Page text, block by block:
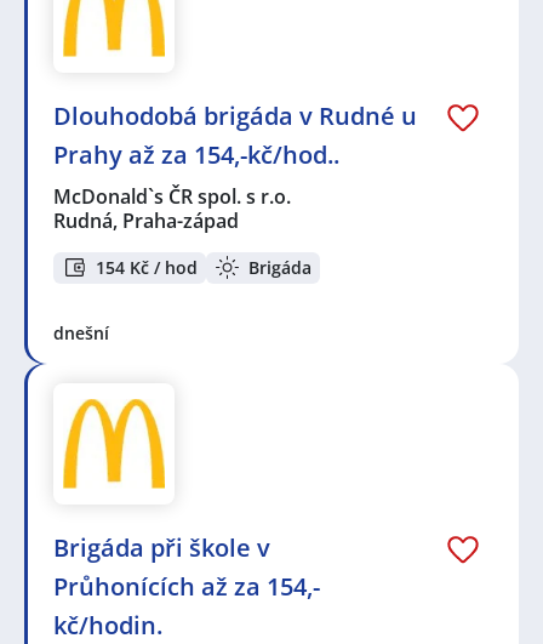
Dlouhodobá brigáda v Rudné u
Prahy až za 154,-kč/hod..
McDonald`s ČR spol. s r.o.
Rudná, Praha-západ
154 Kč / hod Brigáda
dnešní
Brigáda při škole v
Průhonících až za 154,-
kč/hodin.